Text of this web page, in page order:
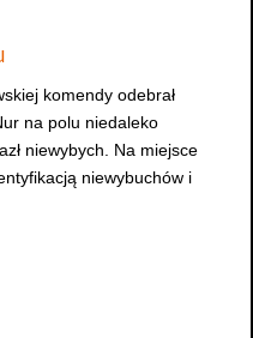
komendy odebrał
na polu niedaleko
niewybych. Na miejsce
niewybuchów i